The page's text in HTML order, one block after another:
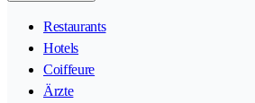
Restaurants
Hotels
Coiffeure
Ärzte